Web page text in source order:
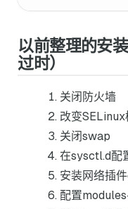
以前整理的安
过时）
关闭防火墙
改变SELinux
关闭swap
在sysctl.d配
安装网络插
配置